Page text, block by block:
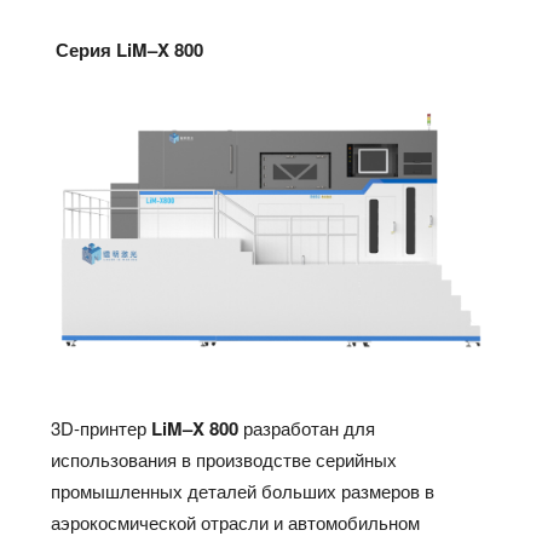
Серия LiM–X 800
3D-принтер LiM–X800 разработан для
использования в производстве серийных
промышленных деталей больших размеров в
аэрокосмической отрасли и автомобильном